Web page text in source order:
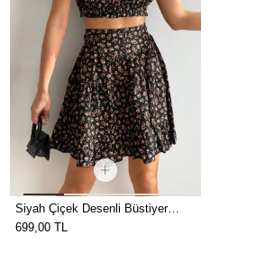
Siyah Çiçek Desenli Büstiyer
Etek Takım
699,00 TL